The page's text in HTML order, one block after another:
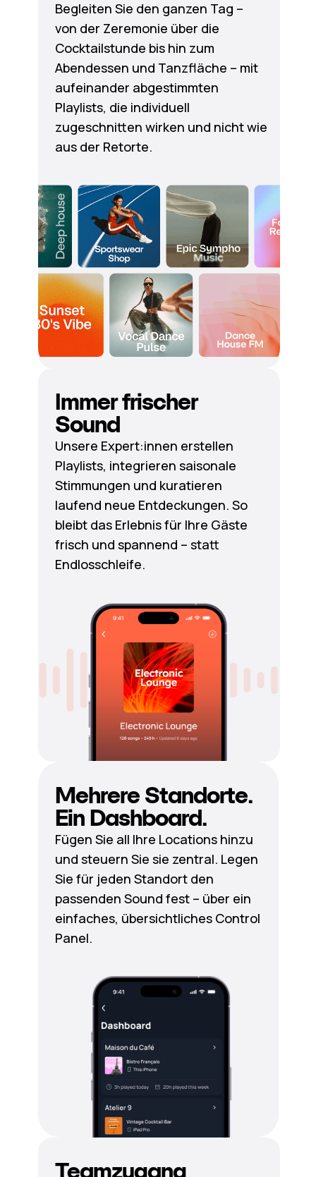
Begleiten Sie den ganzen Tag –
von der Zeremonie über die
Cocktailstunde bis hin zum
Abendessen und Tanzfläche – mit
aufeinander abgestimmten
Playlists, die individuell
zugeschnitten wirken und nicht wie
aus der Retorte.
Immer frischer
Sound
Unsere Expert:innen erstellen
Playlists, integrieren saisonale
Stimmungen und kuratieren
laufend neue Entdeckungen. So
bleibt das Erlebnis für Ihre Gäste
frisch und spannend – statt
Endlosschleife.
Mehrere Standorte.
Ein Dashboard.
Fügen Sie all Ihre Locations hinzu
und steuern Sie sie zentral. Legen
Sie für jeden Standort den
passenden Sound fest – über ein
einfaches, übersichtliches Control
Panel.
Teamzugang